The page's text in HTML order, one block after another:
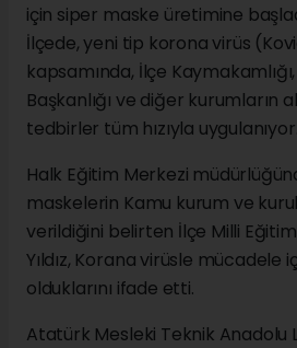
için siper maske üretimine
İlçede, yeni tip korona virüs
kapsamında, İlçe
Başkanlığı ve diğer kurumların
tedbirler tüm hızıyla uygulanıyor.
Halk Eğitim Merkezi
maskelerin Kamu kurum ve
verildiğini belirten İlçe Milli
Yıldız, Korana virüsle mücadele
olduklarını ifade etti.
Atatürk Mesleki Teknik Anadolu